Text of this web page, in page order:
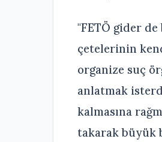
"FETÖ gider
çetelerinin
organize suç
anlatmak
kalmasına
takarak büyük